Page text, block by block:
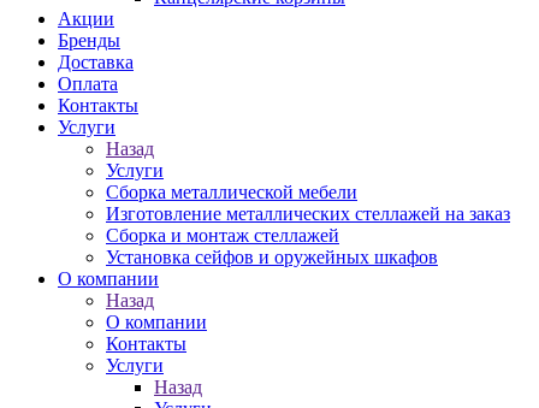
Акции
Бренды
Доставка
Оплата
Контакты
Услуги
Назад
Услуги
Сборка металлической мебели
Изготовление металлических стеллажей на заказ
Сборка и монтаж стеллажей
Установка сейфов и оружейных шкафов
О компании
Назад
О компании
Контакты
Услуги
Назад